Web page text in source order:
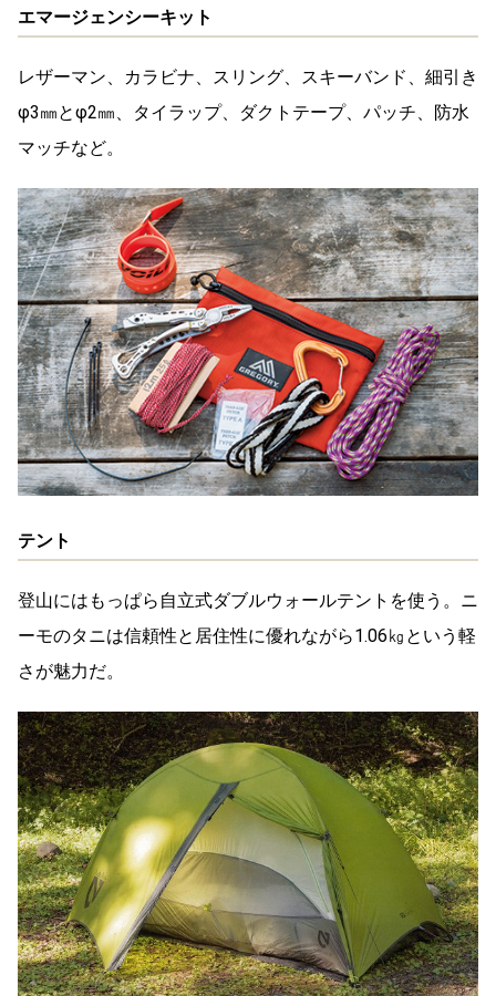
エマージェンシーキット
レザーマン、カラビナ、スリング、スキーバンド、細引き
φ3㎜とφ2㎜、タイラップ、ダクトテープ、パッチ、防水
マッチなど。
テント
登山にはもっぱら自立式ダブルウォールテントを使う。ニ
ーモのタニは信頼性と居住性に優れながら1.06㎏という軽
さが魅力だ。